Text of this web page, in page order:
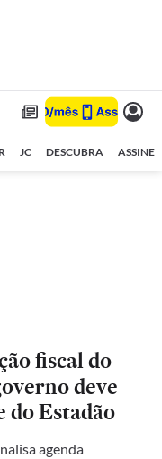
JC DESCUBRA ASSINE
fiscal do
deve
do Estadão
agenda